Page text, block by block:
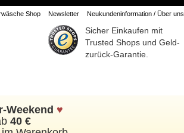
Shop Newsletter Neukundeninformation / Über uns
Sicher Einkaufen mit
Trusted Shops und Geld-
zurück-Garantie.
Weekend ♥
40 €